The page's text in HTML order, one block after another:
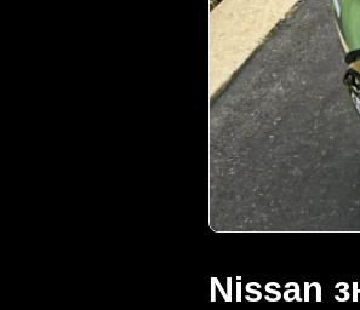
Nissan